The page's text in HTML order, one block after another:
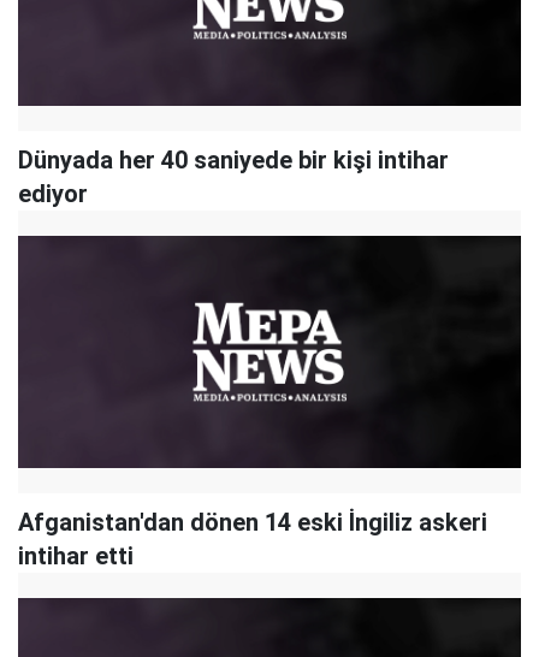
Dünyada her 40 saniyede bir kişi intihar
ediyor
Afganistan'dan dönen 14 eski İngiliz askeri
intihar etti